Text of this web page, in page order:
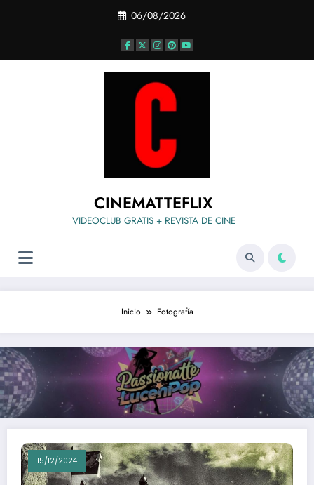
06/08/2026
CINEMATTEFLIX
VIDEOCLUB GRATIS + REVISTA DE CINE
Inicio Fotografía
15/12/2024